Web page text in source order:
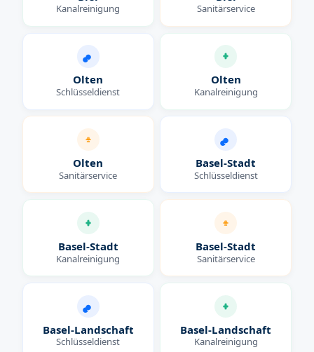
Kanalreinigung Sanitärservice
Olten
Schlüsseldienst
Olten
Kanalreinigung
Olten
Sanitärservice
Basel-Stadt
Schlüsseldienst
Basel-Stadt
Kanalreinigung
Basel-Stadt
Sanitärservice
Basel-Landschaft
Schlüsseldienst
Basel-Landschaft
Kanalreinigung